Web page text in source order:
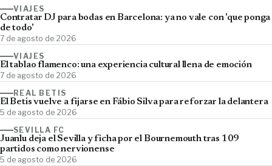
VIAJES
Contratar DJ para bodas en Barcelona: ya no vale con 'que ponga
de todo'
7 de agosto de 2026
VIAJES
El tablao flamenco: una experiencia cultural llena de emoción
7 de agosto de 2026
REAL BETIS
El Betis vuelve a fijarse en Fábio Silva para reforzar la delantera
5 de agosto de 2026
SEVILLA FC
Juanlu deja el Sevilla y ficha por el Bournemouth tras 109
partidos como nervionense
5 de agosto de 2026